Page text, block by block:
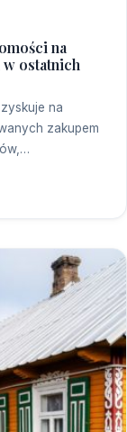
na
ostatnich
na
zakupem